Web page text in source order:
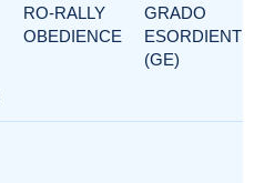
RO-RALLY
OBEDIENCE
GRADO
ESORDIENTI
(GE)